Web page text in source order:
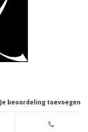
Je beoordeling toevoegen